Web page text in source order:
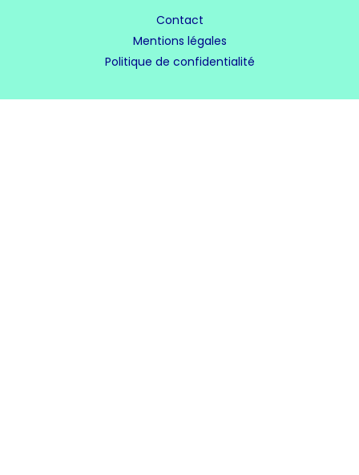
Contact
Mentions légales
Politique de confidentialité